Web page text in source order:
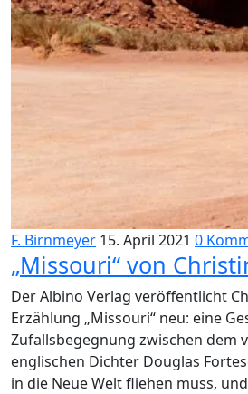
F. Birnmeyer 15. April 2021 0
„Missouri“ von
Der Albino Verlag veröffentlicht
Erzählung „Missouri“ neu: eine
Zufallsbegegnung zwischen dem
englischen Dichter Douglas
in die Neue Welt fliehen muss,